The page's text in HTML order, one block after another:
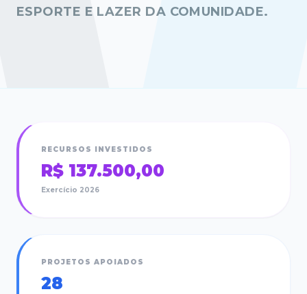
ESPORTE E LAZER DA COMUNIDADE.
RECURSOS INVESTIDOS
R$ 137.500,00
Exercício 2026
PROJETOS APOIADOS
28